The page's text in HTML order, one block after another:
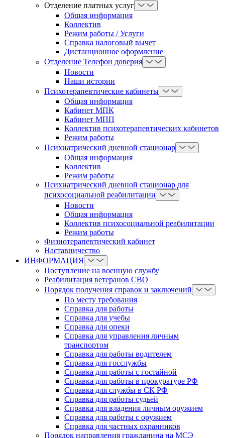
Отделение платных услуг
Общая информация
Коллектив
Режим работы / Услуги
Справка налоговый вычет
Дистанционное оформление
Отделение Телефон доверия
Новости
Наши истории
Психотерапевтические кабинеты
Общая информация
Кабинет МПК
Кабинет МПП
Коллектив психотерапевтических кабинетов
Режим работы
Психиатрический дневной стационар
Общая информация
Коллектив
Режим работы
Психиатрический дневной стационар для
психосоциальной реабилитации
Новости
Общая информация
Коллектив психосоциальной реабилитации
Режим работы
Физиотерапевтический кабинет
Наставничество
ИНФОРМАЦИЯ
Поступление на военную службу
Реабилитация ветеранов СВО
Порядок получения справок и заключений
По месту требования
Справка для работы
Справка для учебы
Справка для опеки
Справка для управления личным
транспортом
Справка для работы водителем
Справка для госслужбы
Справка для работы с гостайной
Справка для работы в прокуратуре РФ
Справка для службы в СК РФ
Справка для работы судьей
Справка для владения личным оружием
Справка для работы с оружием
Справка для частных охранников
Порядок направления гражданина на МСЭ